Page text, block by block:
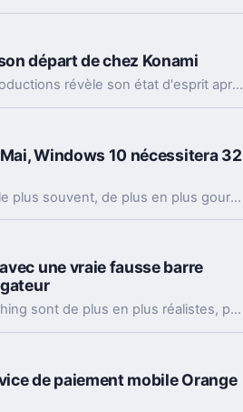
départ de chez Konami
Le fondateur de Kojima Productions révèle son état d'esprit après son éviction soudaine de l'éditeur nippon Konami en pleine phase finale du développement de Metal Gear Solid 5 : The Phantom Pain.
Windows 10 nécessitera 32
Nos logiciels deviennent, le plus souvent, de plus en plus gourmands en espace disque. Il en va de même pour Windows 10. À compter de la mise de Mai, il faudra 32 Go d'espace libre à l'OS pour fonctionner.
une vraie fausse barre
Les attaques de type phishing sont de plus en plus réalistes, pour berner un maximum d'internautes. Aujourd'hui, les pirates sont même capables de créer une fausse barre d'adresse dans Google Chrome.
de paiement mobile Orange